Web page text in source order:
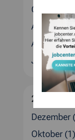
Oktober (5)
August (2)
April (1)
Januar (1)
2014
Dezember
Oktober (1)